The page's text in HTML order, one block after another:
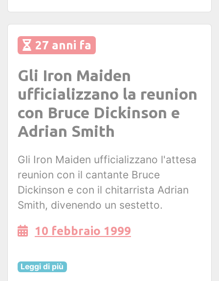
27 anni fa
Gli Iron Maiden
ufficializzano la reunion
con Bruce Dickinson e
Adrian Smith
Gli Iron Maiden ufficializzano l'attesa
reunion con il cantante Bruce
Dickinson e con il chitarrista Adrian
Smith, divenendo un sestetto.
10 febbraio 1999
Leggi di più